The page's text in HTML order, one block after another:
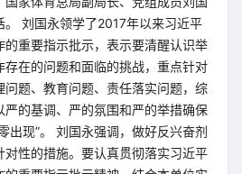
。 刘国永领学了2017年以来习近平
的重要指示批示，表示要清醒认识举
在的问题和面临的挑战，重点针对
问题、教育问题、责任落实问题，综
的基调、严的氛围和严的举措确保
出现”。 刘国永强调，做好反兴奋剂
对性的措施。要认真贯彻落实习近平